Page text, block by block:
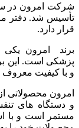
تأسیس شد. دفتر
قرار دارد.
برند امرون یکی
پزشکی است. این
و با کیفیت
امرون محصولاتی
و دستگاه های
مستمر است و با